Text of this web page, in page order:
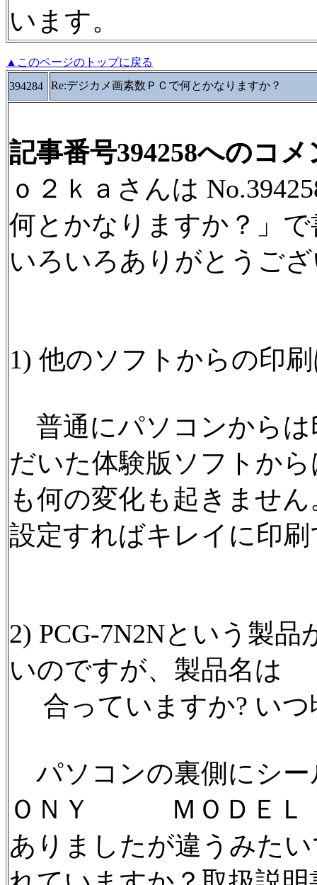
います。
▲このページのトップに戻る
394284
Re:デジカメ画素数ＰＣで何とかなりますか？
記事番号394258へのコメ
ｏ２ｋａさんは
何とかなりますか？」
いろいろありがとうご
1) 他のソフトからの印
普通にパソコンからは
だいた体験版ソフトか
も何の変化も起きませ
設定すればキレイに印
2) PCG-7N2Nという製
いのですが、製品名は
合っていますか? いつ
パソコンの裏側にシー
ＯＮＹ ＭＯＤＥＬ
ありましたが違うみた